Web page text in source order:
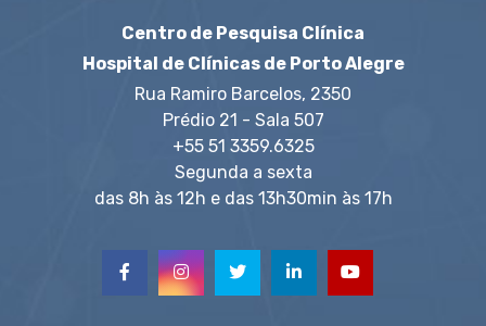
Centro de Pesquisa Clínica
Hospital de Clínicas de Porto Alegre
Rua Ramiro Barcelos, 2350
Prédio 21 - Sala 507
+55 51 3359.6325
Segunda a sexta
das 8h às 12h e das 13h30min às 17h